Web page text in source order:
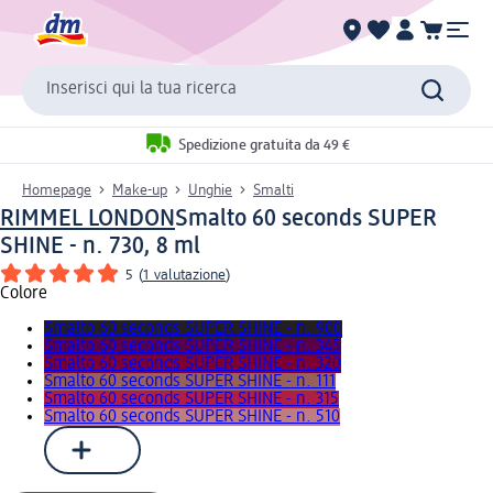
Inserisci qui la tua ricerca
Spedizione gratuita da 49 €
Homepage Make-up Unghie Smalti
RIMMEL LONDONSmalto 60 seconds SUPER
SHINE - n. 730, 8 ml
5 (1 valutazione)
Colore
Smalto 60 seconds SUPER SHINE - n. 900
Smalto 60 seconds SUPER SHINE - n. 345
Smalto 60 seconds SUPER SHINE - n. 320
Smalto 60 seconds SUPER SHINE - n. 111
Smalto 60 seconds SUPER SHINE - n. 315
Smalto 60 seconds SUPER SHINE - n. 510